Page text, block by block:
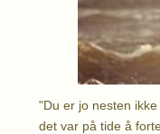
"Du er jo nesten
det var på tide å